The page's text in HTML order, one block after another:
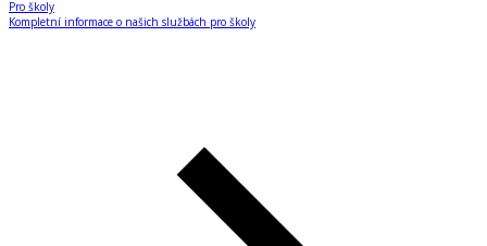
Pro školy
Kompletní informace o našich službách pro školy